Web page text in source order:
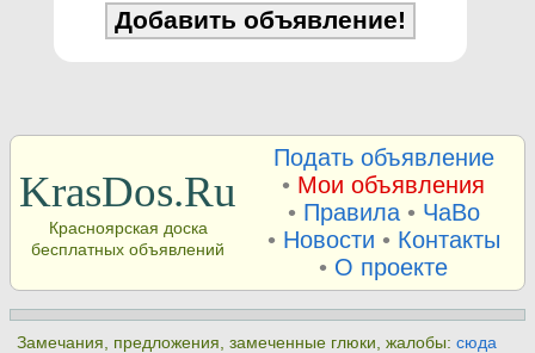
KrasDos.Ru
Красноярская доска
бесплатных объявлений
Подать объявление
• Мои объявления
• Правила• ЧаВо
• Новости • Контакты
• О проекте
Замечания, предложения, замеченные глюки, жалобы:сюда